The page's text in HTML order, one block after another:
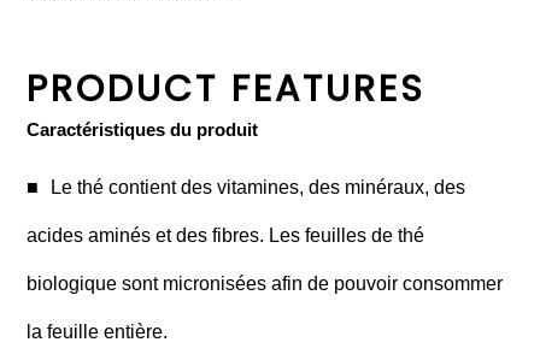
PRODUCT FEATURES
Caractéristiques du produit
Le thé contient des vitamines, des minéraux, des
acides aminés et des fibres. Les feuilles de thé
biologique sont micronisées afin de pouvoir consommer
la feuille entière.